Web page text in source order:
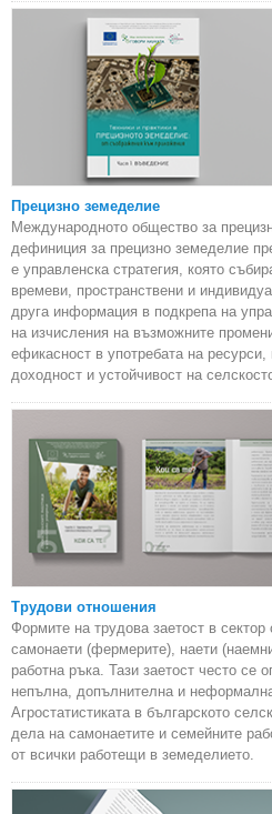
Прецизно земеделие
Международното общество за
дефиниция за прецизно земеделие
е управленска стратегия, която
времеви, пространствени и
друга информация в подкрепа на
на изчисления на възможните
ефикасност в употребата на ресурси,
доходност и устойчивост на
Трудови отношения
Формите на трудова заетост в сектор
самонаети (фермерите), наети
работна ръка. Тази заетост често се
непълна, допълнителна и
Агростатистиката в българското
дела на самонаетите и семейните
от всички работещи в земеделието.